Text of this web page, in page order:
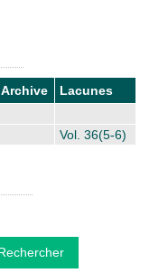
Archive
Lacunes
Vol. 36(5-6)